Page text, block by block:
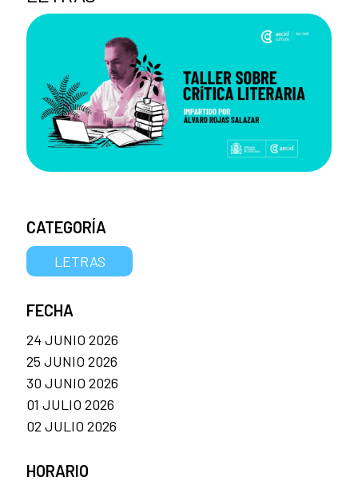
CATEGORÍA
LETRAS
FECHA
24 JUNIO 2026
25 JUNIO 2026
30 JUNIO 2026
01 JULIO 2026
02 JULIO 2026
HORARIO